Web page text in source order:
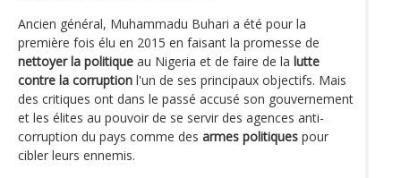
Ancien général, Muhammadu Buhari a été pour la
première fois élu en 2015 en faisant la promesse de
nettoyer la politique au Nigeria et de faire de la lutte
contre la corruption l'un de ses principaux objectifs. Mais
des critiques ont dans le passé accusé son gouvernement
et les élites au pouvoir de se servir des agences anti-
corruption du pays comme des armes politiques pour
cibler leurs ennemis.